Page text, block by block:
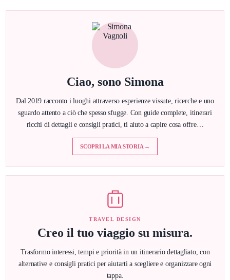
Ciao, sono Simona
Dal 2019 racconto i luoghi attraverso esperienze vissute, ricerche e uno
sguardo attento a ciò che spesso sfugge. Con guide complete, itinerari
ricchi di dettagli e consigli pratici, ti aiuto a capire cosa offre…
SCOPRI LA MIA STORIA →
TRAVEL DESIGN
Creo il tuo viaggio su misura.
Trasformo interessi, tempi e priorità in un itinerario dettagliato, con
alternative e consigli pratici per aiutarti a scegliere e organizzare ogni
tappa.